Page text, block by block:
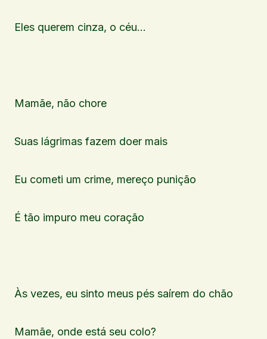
Eles querem cinza, o céu…
Mamãe, não chore
Suas lágrimas fazem doer mais
Eu cometi um crime, mereço punição
É tão impuro meu coração
Às vezes, eu sinto meus pés saírem do chão
Mamãe, onde está seu colo?